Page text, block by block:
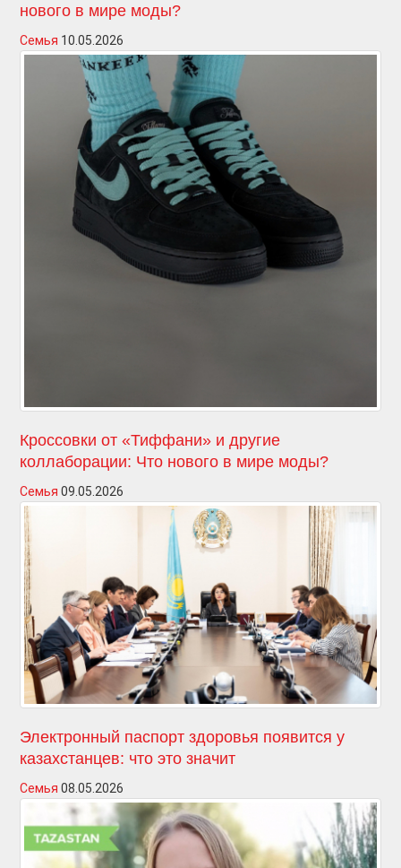
нового в мире моды?
Семья 10.05.2026
Кроссовки от «Тиффани» и другие
коллаборации: Что нового в мире моды?
Семья 09.05.2026
Электронный паспорт здоровья появится у
казахстанцев: что это значит
Семья 08.05.2026